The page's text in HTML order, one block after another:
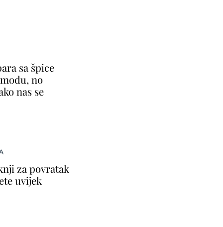
sa špice
no
nas se
za povratak
uvijek